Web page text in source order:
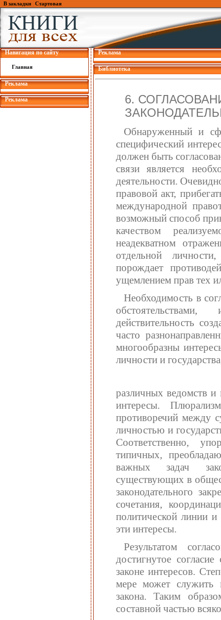
В закладки Стартовая
Навигация по сайту
Главная
Реклама
Реклама
Реклама
Библиотека
6.
Обнаруженный и
специфический
должен быть
связи является
деятельности.
правовой акт,
международной
возможный способ
качеством
неадекватном
отдельной
порождает
ущемлением прав тех
Необходимость в
действительность
часто
многообразны
личности и
различных ведомств
интересы.
противоречий между
личностью и
Соответственно,
типичных,
важных задач
существующих в
законодательного
сочетания,
политической линии
эти интересы.
Результатом
достигнутое
законе интересов.
мере может служить
закона. Таким
составной частью